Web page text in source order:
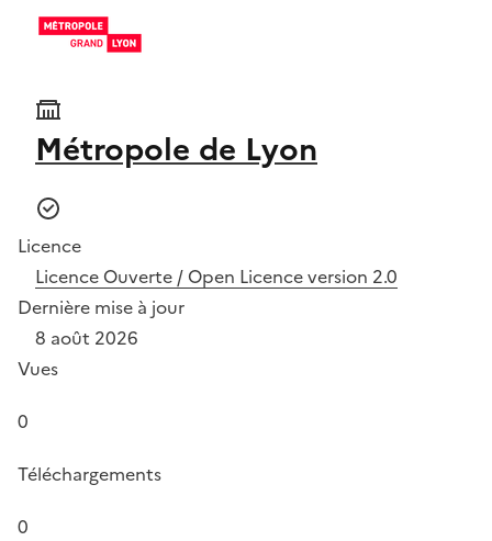
Métropole de Lyon
Licence
Licence Ouverte / Open Licence version 2.0
Dernière mise à jour
8 août 2026
Vues
0
Téléchargements
0